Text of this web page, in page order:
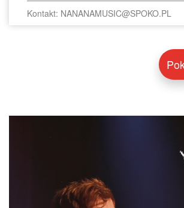
Kontakt: NANANAMUSIC@SPOKO.PL